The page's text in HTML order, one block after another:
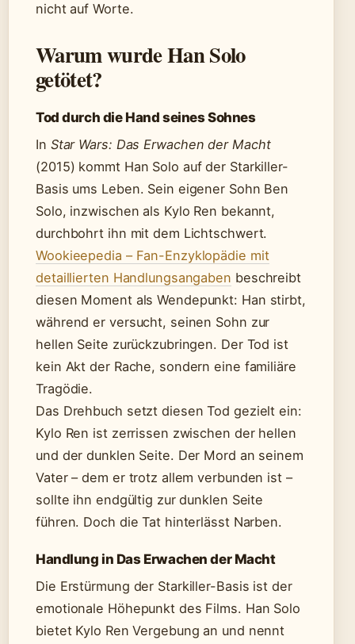
nicht auf Worte.
Warum wurde Han Solo
getötet?
Tod durch die Hand seines Sohnes
In Star Wars: Das Erwachen der Macht
(2015) kommt Han Solo auf der Starkiller-
Basis ums Leben. Sein eigener Sohn Ben
Solo, inzwischen als Kylo Ren bekannt,
durchbohrt ihn mit dem Lichtschwert.
Wookieepedia – Fan-Enzyklopädie mit
detaillierten Handlungsangaben beschreibt
diesen Moment als Wendepunkt: Han stirbt,
während er versucht, seinen Sohn zur
hellen Seite zurückzubringen. Der Tod ist
kein Akt der Rache, sondern eine familiäre
Tragödie.
Das Drehbuch setzt diesen Tod gezielt ein:
Kylo Ren ist zerrissen zwischen der hellen
und der dunklen Seite. Der Mord an seinem
Vater – dem er trotz allem verbunden ist –
sollte ihn endgültig zur dunklen Seite
führen. Doch die Tat hinterlässt Narben.
Handlung in Das Erwachen der Macht
Die Erstürmung der Starkiller-Basis ist der
emotionale Höhepunkt des Films. Han Solo
bietet Kylo Ren Vergebung an und nennt